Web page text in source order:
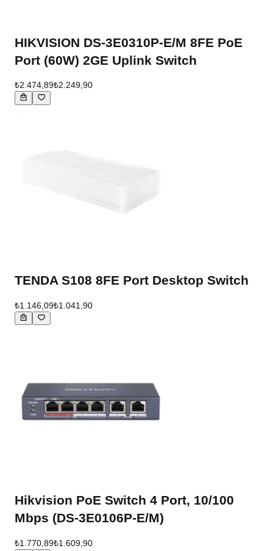
HIKVISION DS-3E0310P-E/M 8FE PoE
Port (60W) 2GE Uplink Switch
₺2.474,89₺2.249,90
TENDA S108 8FE Port Desktop Switch
₺1.146,09₺1.041,90
Hikvision PoE Switch 4 Port, 10/100
Mbps (DS-3E0106P-E/M)
₺1.770,89₺1.609,90